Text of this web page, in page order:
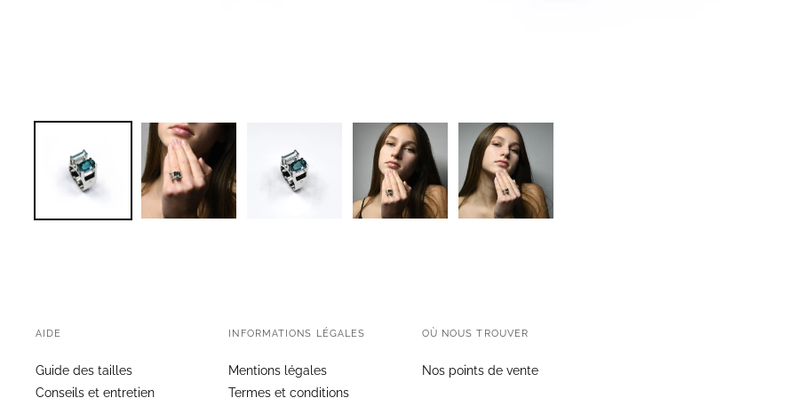
AIDE
Guide des tailles
Conseils et entretien
INFORMATIONS LÉGALES
Mentions légales
Termes et conditions
OÙ NOUS TROUVER
Nos points de vente